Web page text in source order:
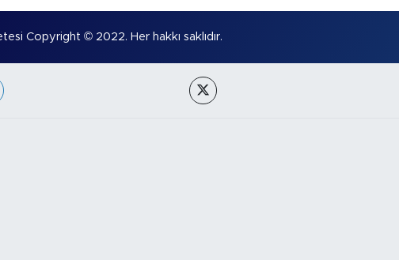
Copyright © 2022. Her hakkı saklıdır.